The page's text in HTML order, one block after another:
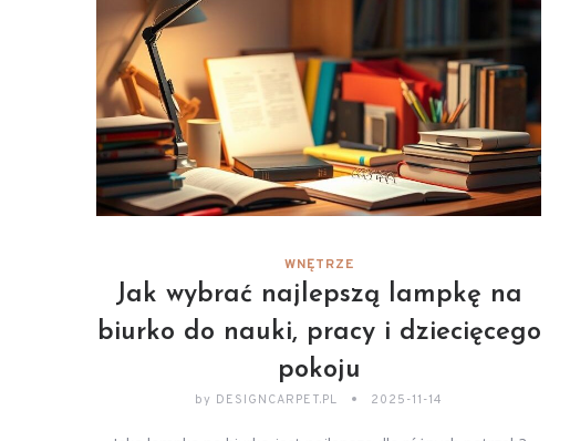
WNĘTRZE
Jak wybrać najlepszą lampkę na
biurko do nauki, pracy i dziecięcego
pokoju
by DESIGNCARPET.PL 2025-11-14